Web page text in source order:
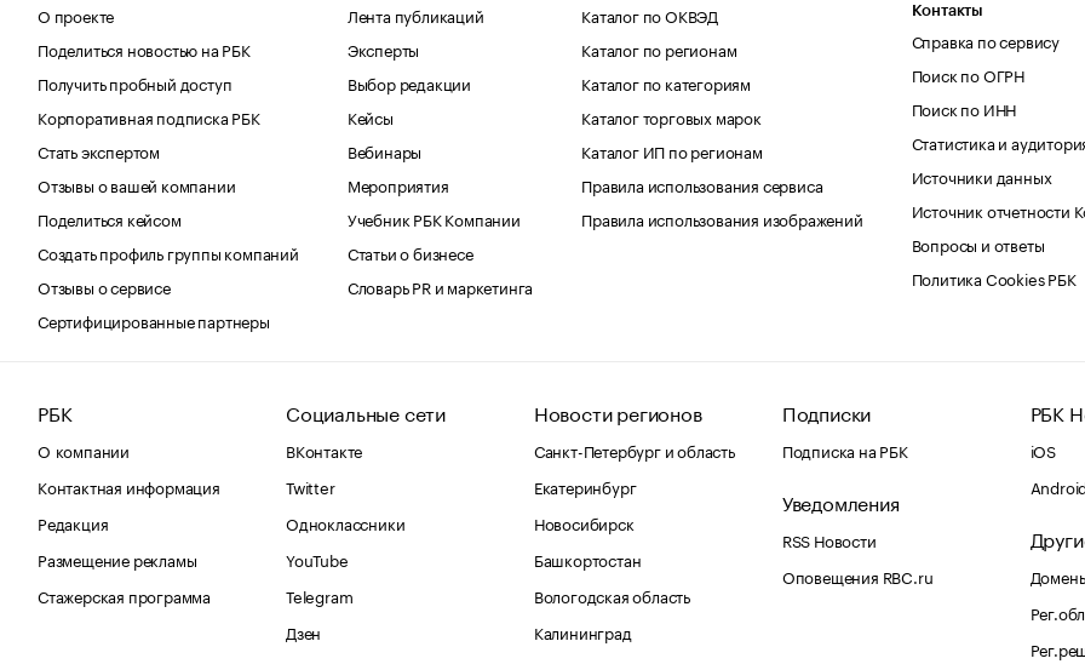
О проекте
Поделиться новостью на РБК
Получить пробный доступ
Корпоративная подписка РБК
Стать экспертом
Отзывы о вашей компании
Поделиться кейсом
Создать профиль группы компаний
Отзывы о сервисе
Сертифицированные партнеры
Лента публикаций
Эксперты
Выбор редакции
Кейсы
Вебинары
Мероприятия
Учебник РБК Компании
Статьи о бизнесе
Словарь PR и маркетинга
Каталог по ОКВЭД
Каталог по регионам
Каталог по категориям
Каталог торговых марок
Каталог ИП по регионам
Правила использования сервиса
Правила использования изображений
Контакты
Справка по сервису
Поиск по ОГРН
Поиск по ИНН
Статистика и
Источники данных
Источник отчетности
Вопросы и ответы
Политика Cookies РБК
РБК
О компании
Контактная информация
Редакция
Размещение рекламы
Стажерская программа
Социальные сети
ВКонтакте
Twitter
Одноклассники
YouTube
Telegram
Дзен
Новости регионов
Санкт-Петербург и область
Екатеринбург
Новосибирск
Башкортостан
Вологодская область
Калининград
Подписки
Подписка на РБК
Уведомления
RSS Новости
Оповещения RBC.ru
РБК
iOS